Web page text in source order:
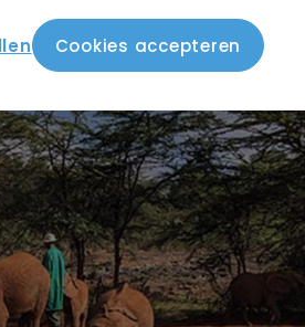
Cookies accepteren